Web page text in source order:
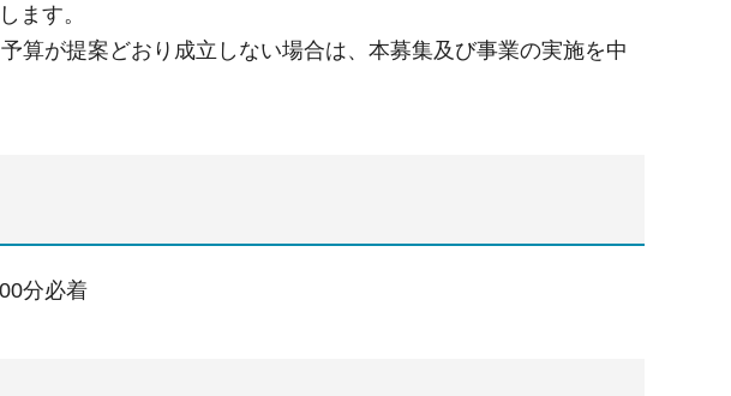
ます。
算が提案どおり成立しない場合は、本募集及び事業の実施を中
分必着